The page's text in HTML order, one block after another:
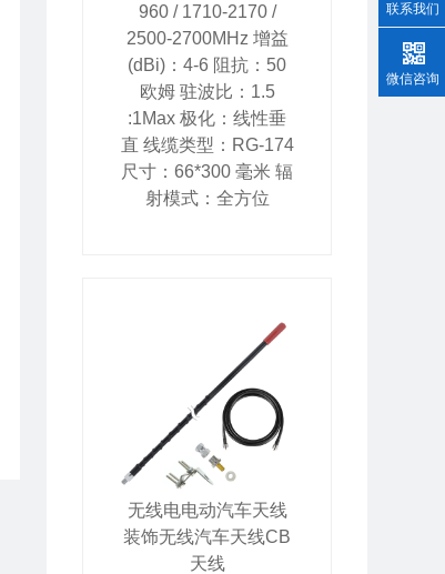
960 / 1710-2170 /
2500-2700MHz 增益
(dBi)：4-6 阻抗：50
欧姆 驻波比：1.5
:1Max 极化：线性垂
直 线缆类型：RG-174
尺寸：66*300 毫米 辐
射模式：全方位
无线电电动汽车天线
装饰无线汽车天线CB
天线
联系我们
微信咨询